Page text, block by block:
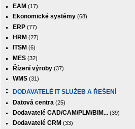
EAM (17)
Ekonomické systémy (68)
ERP (77)
HRM (27)
ITSM (6)
MES (32)
Řízení výroby (37)
WMS (31)
DODAVATELÉ IT SLUŽEB A ŘEŠENÍ
Datová centra (25)
Dodavatelé CAD/CAM/PLM/BIM... (39)
Dodavatelé CRM (33)